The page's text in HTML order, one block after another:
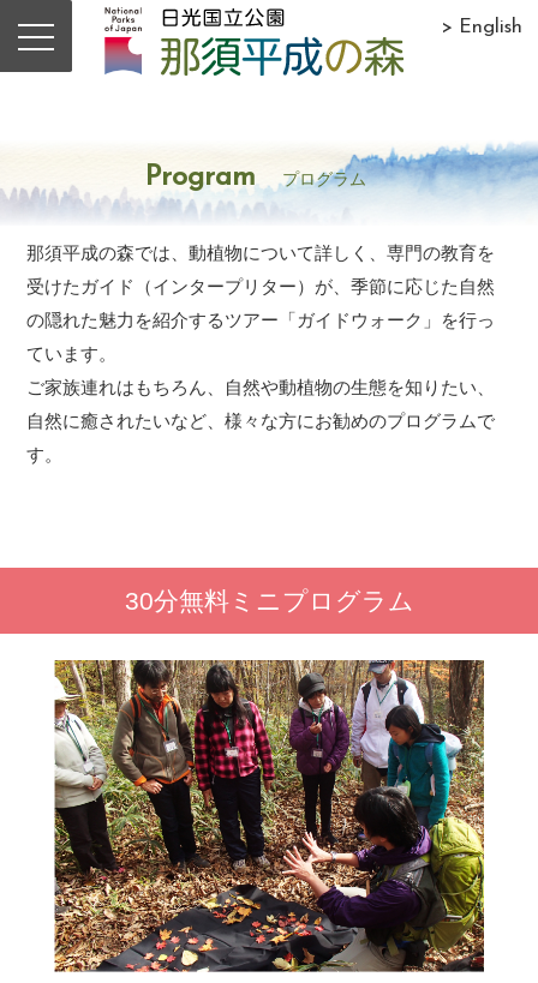
> English
Program プログラム
那須平成の森では、動植物について詳しく、専門の教育を
受けたガイド（インタープリター）が、季節に応じた自然
の隠れた魅力を紹介するツアー「ガイドウォーク」を行っ
ています。
ご家族連れはもちろん、自然や動植物の生態を知りたい、
自然に癒されたいなど、様々な方にお勧めのプログラムで
す。
30分無料ミニプログラム